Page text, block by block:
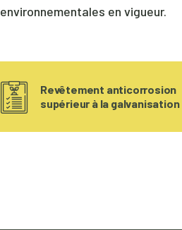
environnementales en vigueur.
Revêtement anticorrosion
supérieur à la galvanisation